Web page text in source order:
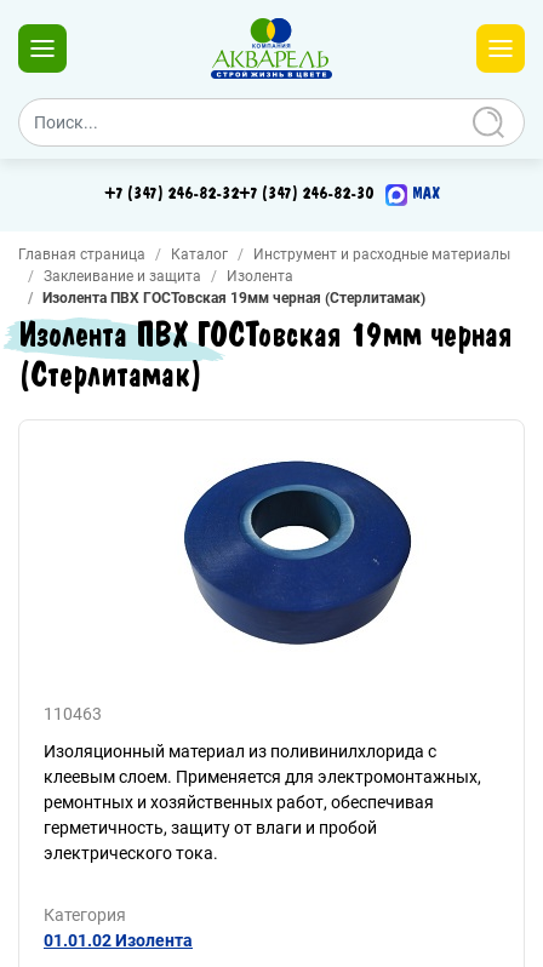
+7 (347) 246-82-32+7 (347) 246-82-30 MAX
Главная страница Каталог
Инструмент и расходные материалы
Заклеивание и защита
Изолента
Изолента ПВХ ГОСТовская 19мм черная (Стерлитамак)
Изолента ПВХ ГОСТовская 19мм черная
(Стерлитамак)
110463
Изоляционный материал из поливинилхлорида с
клеевым слоем. Применяется для электромонтажных,
ремонтных и хозяйственных работ, обеспечивая
герметичность, защиту от влаги и пробой
электрического тока.
Категория
01.01.02 Изолента